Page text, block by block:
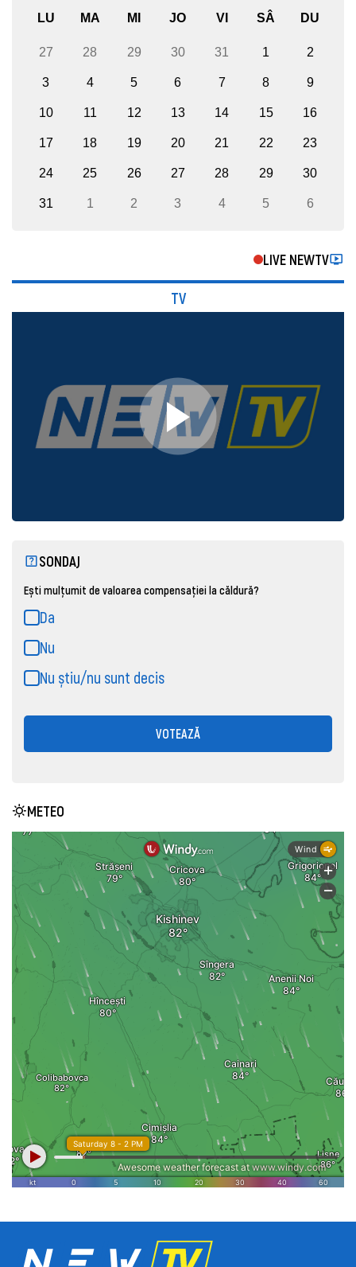
LU MA MI JO VI SÂ DU
27 28 29 30 31 1 2
3 4 5 6 7 8 9
10 11 12 13 14 15 16
17 18 19 20 21 22 23
24 25 26 27 28 29 30
31 1 2 3 4 5 6
LIVE NEWTV
TV
SONDAJ
Ești mulțumit de valoarea compensației la căldură?
Da
Nu
Nu știu/nu sunt decis
VOTEAZĂ
METEO